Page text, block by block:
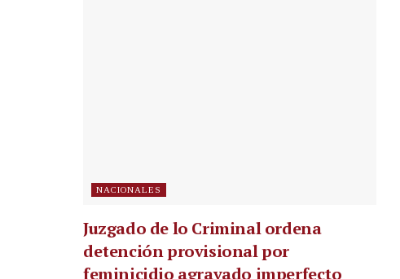
NACIONALES
Juzgado de lo Criminal ordena
detención provisional por
feminicidio agravado imperfecto